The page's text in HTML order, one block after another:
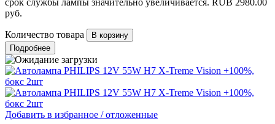
срок службы лампы значительно увеличивается. RUB 2980.00
руб.
Количество товара
Подробнее
Добавить в избранное / отложенные